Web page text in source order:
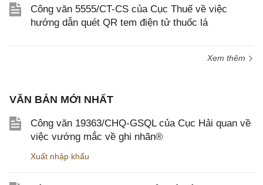
Công văn 5555/CT-CS của Cục Thuế về việc
hướng dẫn quét QR tem điện tử thuốc lá
Xem thêm
VĂN BẢN MỚI NHẤT
Công văn 19363/CHQ-GSQL của Cục Hải quan về
việc vướng mắc về ghi nhãn®
Xuất nhập khẩu